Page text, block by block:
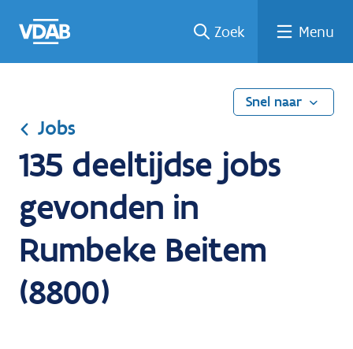
naar
een
een
job
naar
Zoek Menu
Snel naar
Jobs
135 deeltijdse jobs
gevonden in
Rumbeke Beitem
(8800)